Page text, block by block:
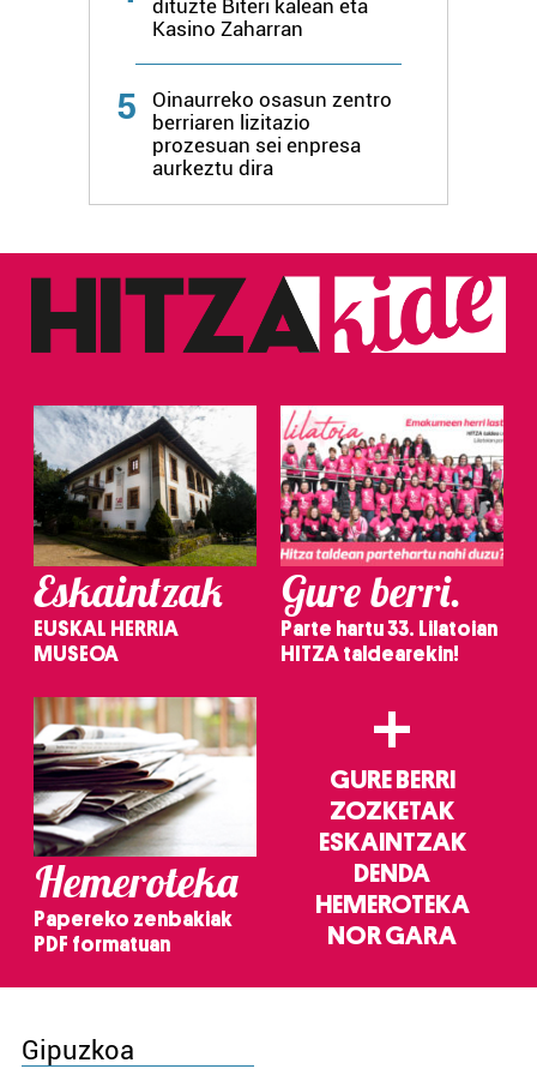
dituzte Biteri kalean eta
Kasino Zaharran
5
Oinaurreko osasun zentro
berriaren lizitazio
prozesuan sei enpresa
aurkeztu dira
Eskaintzak
EUSKAL HERRIA
MUSEOA
Gure berri.
Parte hartu 33. Lilatoian
HITZA taldearekin!
Hemeroteka
Papereko zenbakiak
PDF formatuan
+
GURE BERRI
ZOZKETAK
ESKAINTZAK
DENDA
HEMEROTEKA
NOR GARA
Gipuzkoa